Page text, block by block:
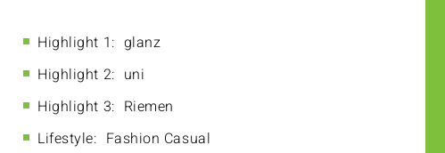
Highlight 1: glanz
Highlight 2: uni
Highlight 3: Riemen
Lifestyle: Fashion Casual